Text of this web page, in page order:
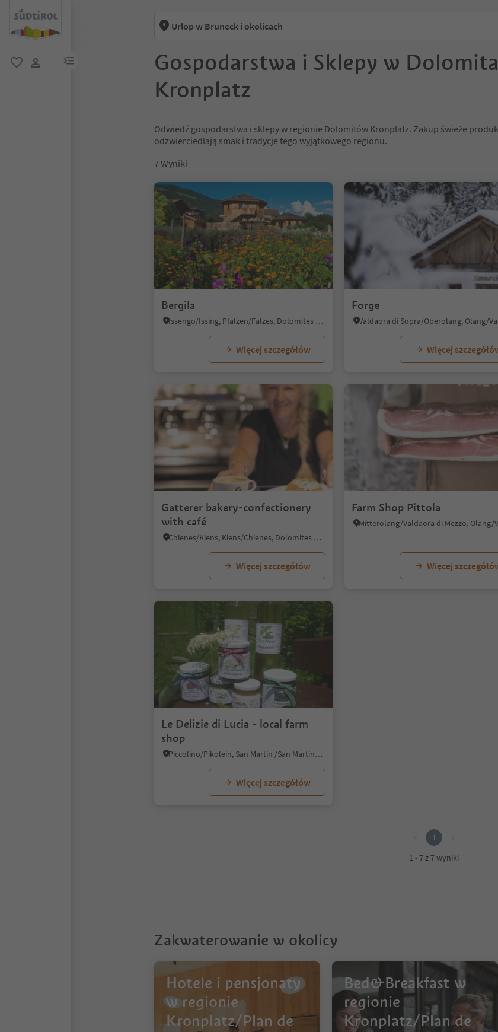
link menu
Urlop w Bruneck i okolicach
Gospodarstwa i Sklepy w
Kronplatz
Odwiedź gospodarstwa i sklepy w regionie Dolomitów Kronplatz. Zakup świeże
odzwierciedlają smak i tradycje tego wyjątkowego regionu.
7 Wyniki
Bergila
Issengo/Issing, Pfalzen/Falzes, Dolomites Region Kronplatz/Plan de Corones
Więcej szczegółów
Forge
Więcej
Gatterer bakery-confectionery
with café
Chienes/Kiens, Kiens/Chienes, Dolomites Region Kronplatz/Plan de Corones
Więcej szczegółów
Farm Shop Pittola
Więcej
Le Delizie di Lucia - local farm
shop
Piccolino/Pikolein, San Martin /San Martino, Dolomites Region Kronplatz/Plan de Corones
Więcej szczegółów
1
1 - 7 z 7 wyniki
Zakwaterowanie w okolicy
Hotele i pensjonaty
w regionie
Kronplatz/Plan de
Bed&Breakfast w
regionie
Kronplatz/Plan de